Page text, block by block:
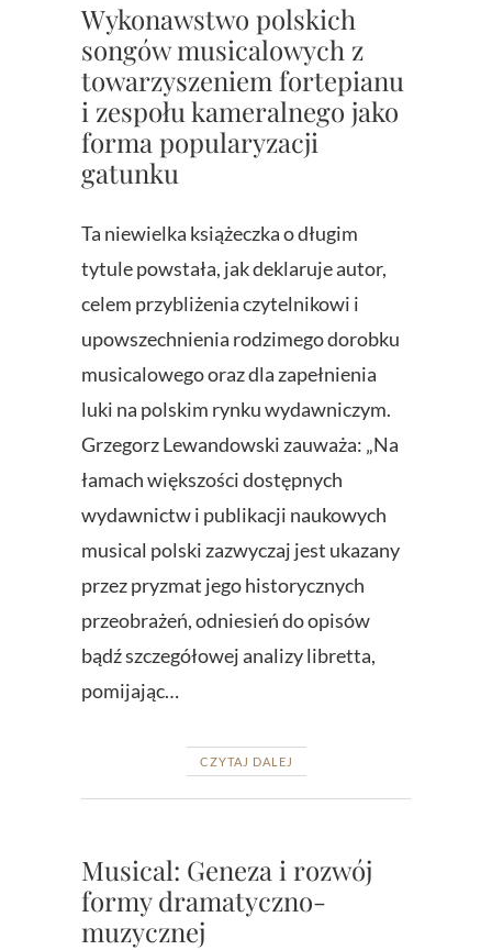
Wykonawstwo polskich
songów musicalowych z
towarzyszeniem fortepianu
i zespołu kameralnego jako
forma popularyzacji
gatunku
Ta niewielka książeczka o długim
tytule powstała, jak deklaruje autor,
celem przybliżenia czytelnikowi i
upowszechnienia rodzimego dorobku
musicalowego oraz dla zapełnienia
luki na polskim rynku wydawniczym.
Grzegorz Lewandowski zauważa: „Na
łamach większości dostępnych
wydawnictw i publikacji naukowych
musical polski zazwyczaj jest ukazany
przez pryzmat jego historycznych
przeobrażeń, odniesień do opisów
bądź szczegółowej analizy libretta,
pomijając…
CZYTAJ DALEJ
Musical: Geneza i rozwój
formy dramatyczno-
muzycznej